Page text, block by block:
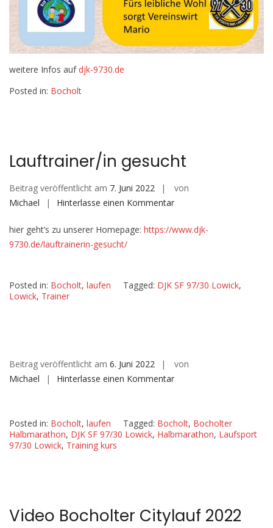
weitere Infos aufdjk-9730.de
Posted in: Bocholt
Lauftrainer/in gesucht
Beitrag veröffentlicht am 7. Juni 2022
von
Michael
Hinterlasse einen Kommentarauf
gesucht
hier geht’s zu unserer Homepage: https://www.djk-
9730.de/lauftrainerin-gesucht/
Posted in: Bocholt, laufen Tagged: DJK SF 97/30 Lowick,
Lowick, Trainer
Beitrag veröffentlicht am 6. Juni 2022
von
Michael
Hinterlasse einen Kommentarauf
Posted in: Bocholt, laufen Tagged: Bocholt, Bocholter
Halbmarathon, DJK SF 97/30 Lowick, Halbmarathon, Laufsport
97/30 Lowick, Training kurs
Video Bocholter Citylauf 2022